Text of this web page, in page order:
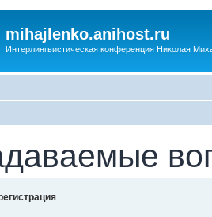
mihajlenko.anihost.ru
Интерлингвистическая конференция Николая